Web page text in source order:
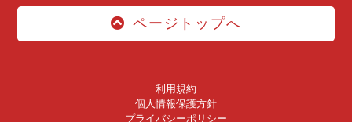
ページトップへ
利用規約
個人情報保護方針
プライバシーポリシー